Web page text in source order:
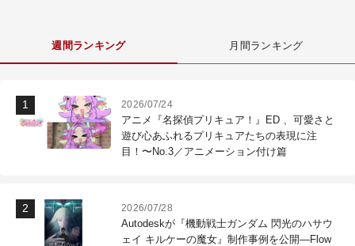
週間ランキング 月間ランキング
2026/07/24
アニメ『名探偵プリキュア！』ED 、可愛さと
遊び心あふれるプリキュアたちの表現に注
目！〜No.3／アニメーション付け篇
2026/07/28
Autodeskが『機動戦士ガンダム 閃光のハサウ
ェイ キルケーの魔女』制作事例を公開―Flow